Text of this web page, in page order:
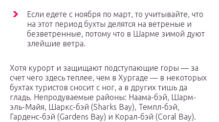
Если едете с ноября по март, то учитывайте, что
на этот период бухты делятся на ветреные и
безветренные, потому что в Шарме зимой дуют
злейшие ветра.
Хотя курорт и защищают подступающие горы — за
счет чего здесь теплее, чем в Хургаде — в некоторых
бухтах туристов сносит с ног, а в других тишь да
гладь. Непродуваемые районы: Наама-бэй, Шарм-
эль-Майя, Шаркс-бэй (Sharks Bay), Темпл-бэй,
Гарденс-бэй (Gardens Bay) и Корал-бэй (Coral Bay).